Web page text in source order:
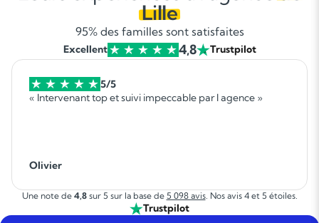
Lille
95% des familles sont satisfaites
Excellent 4,8 Trustpilot
5/5
« Intervenant top et suivi impeccable par l agence »
Olivier
Une note de 4,8sur 5 sur la base de 5 098 avis. Nos avis 4 et 5 étoiles.
Trustpilot